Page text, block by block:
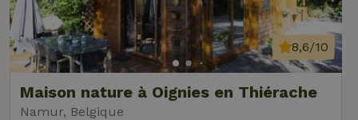
Maison nature à Oignies en Thiérache
Namur, Belgique
8,6/10